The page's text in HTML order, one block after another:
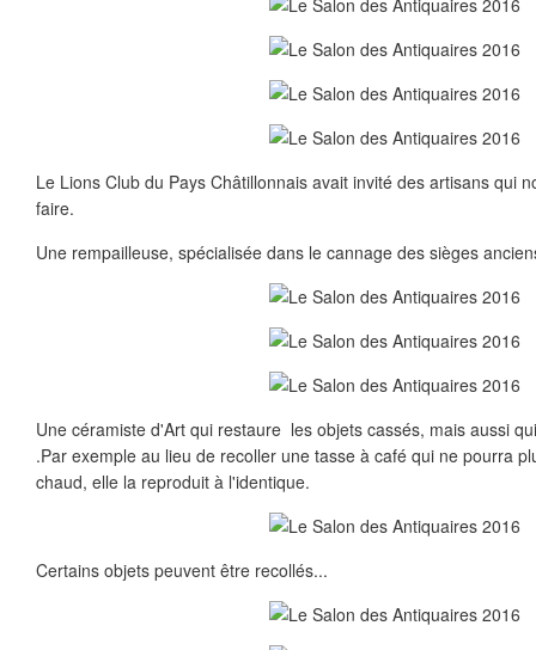
Le Lions Club du Pays Châtillonnais avait invité des artisans qui
faire.
Une rempailleuse, spécialisée dans le cannage des sièges
Une céramiste d'Art qui restaure les objets cassés, mais aussi
.Par exemple au lieu de recoller une tasse à café qui ne pourra
chaud, elle la reproduit à l'identique.
Certains objets peuvent être recollés...